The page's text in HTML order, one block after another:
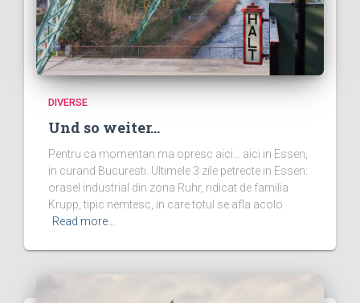
DIVERSE
Und so weiter…
Pentru ca momentan ma opresc aici… aici in Essen,
in curand Bucuresti. Ultimele 3 zile petrecte in Essen:
orasel industrial din zona Ruhr, ridicat de familia
Krupp, tipic nemtesc, in care totul se afla acolo
Read more…